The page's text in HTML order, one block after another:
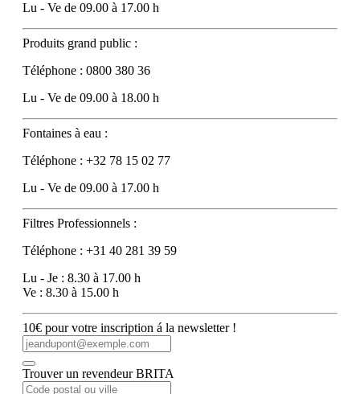
Lu - Ve de 09.00 à 17.00 h
Produits grand public :
Téléphone : 0800 380 36
Lu - Ve de 09.00 à 18.00 h
Fontaines à eau :
Téléphone : +32 78 15 02 77
Lu - Ve de 09.00 à 17.00 h
Filtres Professionnels :
Téléphone : +31 40 281 39 59
Lu - Je : 8.30 à 17.00 h
Ve : 8.30 à 15.00 h
10€ pour votre inscription á la newsletter !
Trouver un revendeur BRITA